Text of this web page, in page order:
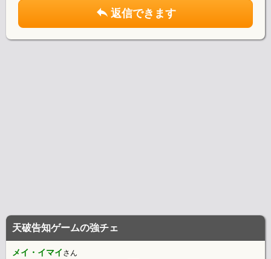
返信できます
天破告知ゲームの強チェ
メイ・イマイ さん